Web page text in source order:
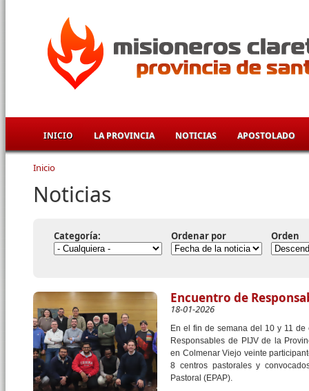
INICIO LA PROVINCIA NOTICIAS APOSTOLADO
Se encuentra usted aquí
Inicio
Noticias
Categoría: Ordenar por Orden
Encuentro de
18-01-2026
En el fin de semana del 10 y 11
Responsables de PIJV de la
en Colmenar Viejo veinte
8 centros pastorales y
Pastoral (EPAP).